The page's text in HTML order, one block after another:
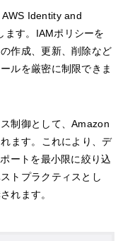
Identity and
す。IAMポリシーを
作成、更新、削除など
ルを厳密に制限できま
制御として、Amazon
ます。これにより、デ
ートを最小限に絞り込
トプラクティスとし
れます。